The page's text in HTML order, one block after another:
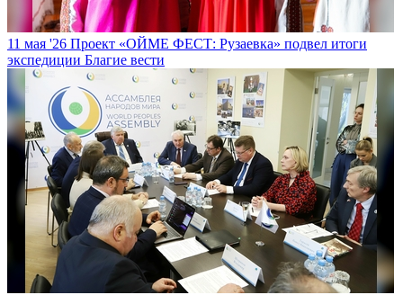
11 мая '26 Проект «ОЙМЕ ФЕСТ: Рузаевка» подвел итоги
экспедиции Благие вести